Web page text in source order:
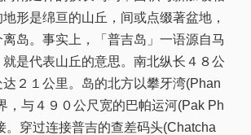
形是绵亘的山丘，间或点缀著盆地，
岛。事实上，「普吉岛」一语源自马
是代表山丘的意思。南北纵长４８公
２１公里。岛的北方以攀牙湾(Phan
，与４９０公尺宽的巴帕运河(Pak Ph
。穿过连接普吉的查差码头(Chatcha